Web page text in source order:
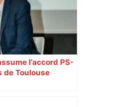
l’accord PS-
de Toulouse